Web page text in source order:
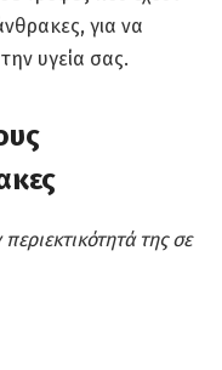
για να
υγεία σας.
της σε